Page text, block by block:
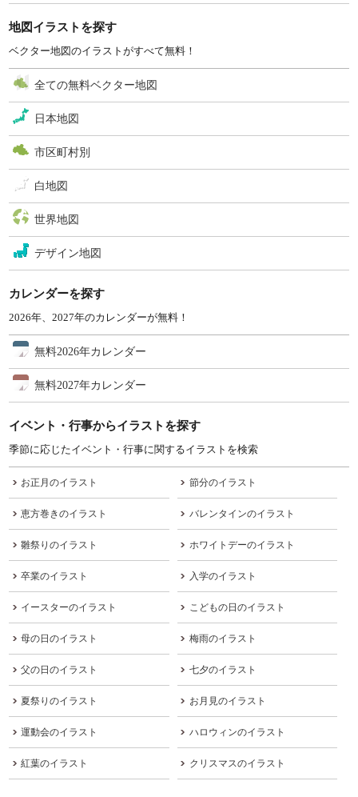
地図イラストを探す
ベクター地図のイラストがすべて無料！
全ての無料ベクター地図
日本地図
市区町村別
白地図
世界地図
デザイン地図
カレンダーを探す
2026年、2027年のカレンダーが無料！
無料2026年カレンダー
無料2027年カレンダー
イベント・行事からイラストを探す
季節に応じたイベント・行事に関するイラストを検索
お正月のイラスト 節分のイラスト
恵方巻きのイラスト バレンタインのイラスト
雛祭りのイラスト ホワイトデーのイラスト
卒業のイラスト 入学のイラスト
イースターのイラスト こどもの日のイラスト
母の日のイラスト 梅雨のイラスト
父の日のイラスト 七夕のイラスト
夏祭りのイラスト お月見のイラスト
運動会のイラスト ハロウィンのイラスト
紅葉のイラスト クリスマスのイラスト